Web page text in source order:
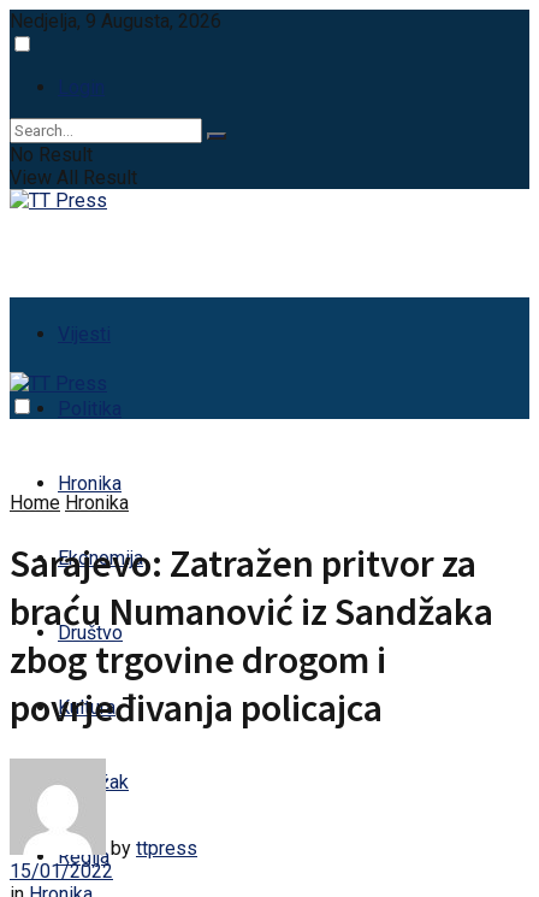
Nedjelja, 9 Augusta, 2026
Login
No Result
View All Result
Vijesti
Politika
Hronika
Ekonomija
Društvo
Kultura
Sandžak
Regija
Home Hronika
Sarajevo: Zatražen pritvor za
braću Numanović iz Sandžaka
zbog trgovine drogom i
povrjeđivanja policajca
by ttpress
15/01/2022